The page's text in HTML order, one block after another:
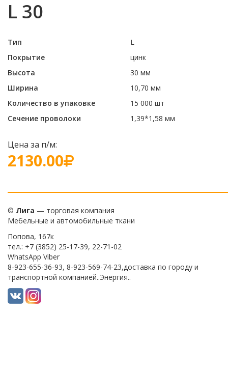
L 30
Тип
L
Покрытие
цинк
Высота
30 мм
Ширина
10,70 мм
Количество в упаковке
15 000 шт
Сечение проволоки
1,39*1,58 мм
Цена за п/м:
2130.00
© Лига — торговая компания
Мебельные и автомобильные ткани
Попова, 167к
тел.: +7 (3852) 25-17-39, 22-71-02
WhatsApp Viber
8-923-655-36-93, 8-923-569-74-23,доставка по городу и
транспортной компанией..Энергия..